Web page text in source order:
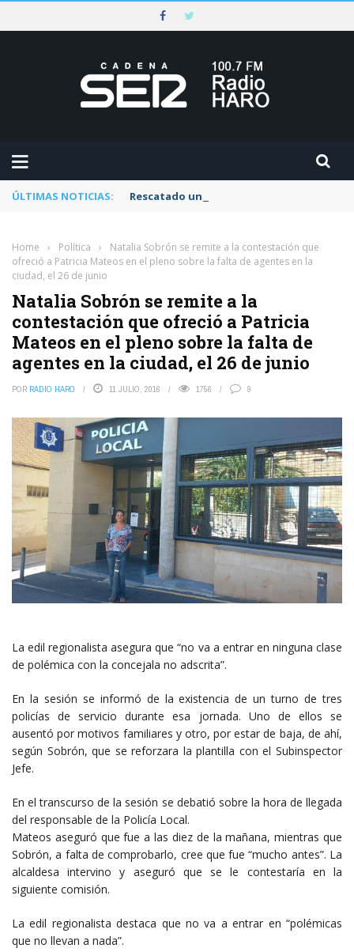
ÚLTIMAS NOTICIAS: Rescatado un ciclista accidentado en un
Home › Política ›
Natalia Sobrón se remite a la contestación que
ofreció a Patricia Mateos en el pleno sobre la falta de agentes en la
ciudad, el 26 de junio
Natalia Sobrón se remite a la
contestación que ofreció a Patricia
Mateos en el pleno sobre la falta de
agentes en la ciudad, el 26 de junio
POR RADIO HARO 11 JULIO, 2016 1756 9
La edil regionalista asegura que “no va a entrar en ninguna clase
de polémica con la concejala no adscrita”.
En la sesión se informó de la existencia de un turno de tres
policías de servicio durante esa jornada. Uno de ellos se
ausentó por motivos familiares y otro, por estar de baja, de ahí,
según Sobrón, que se reforzara la plantilla con el Subinspector
Jefe.
En el transcurso de la sesión se debatió sobre la hora de llegada
del responsable de la Policía Local.
Mateos aseguró que fue a las diez de la mañana, mientras que
Sobrón, a falta de comprobarlo, cree que fue “mucho antes”. La
alcaldesa intervino y aseguró que se le contestaría en la
siguiente comisión.
La edil regionalista destaca que no va a entrar en “polémicas
que no llevan a nada”.